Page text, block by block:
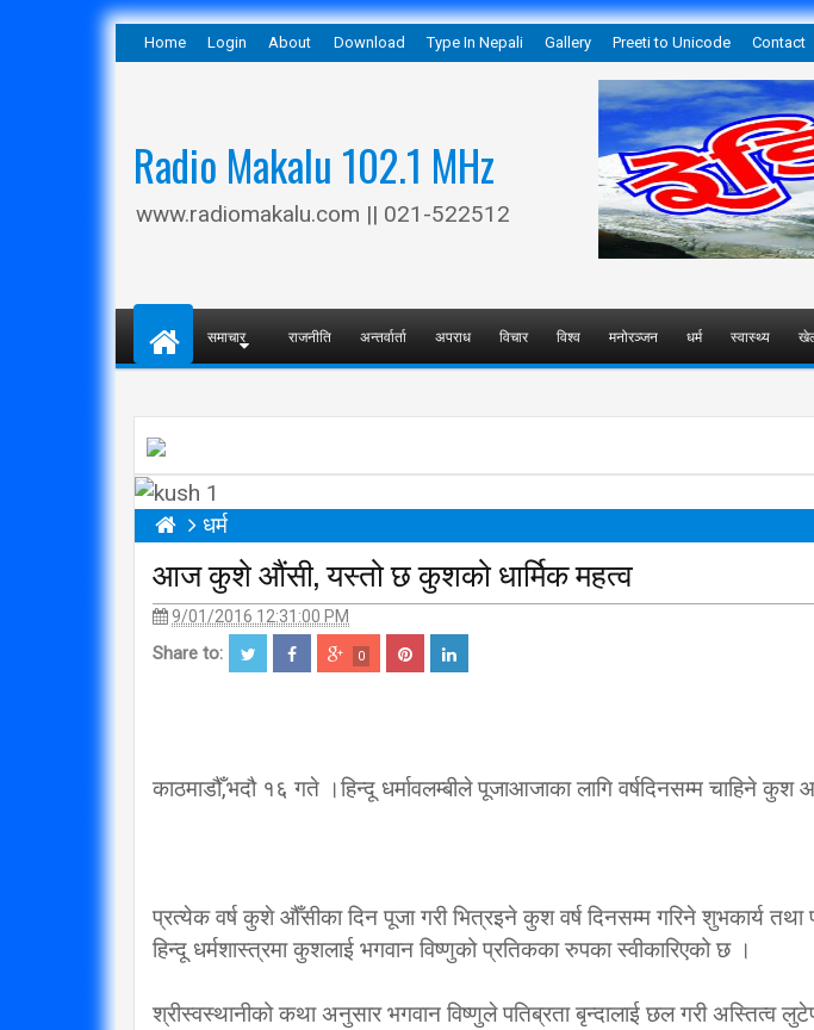
Home Login About Download Type In Nepali Gallery Preeti to Unicode Contact
Radio Makalu 102.1 MHz
www.radiomakalu.com || 021-522512
समाचार राजनीति अन्तर्वार्ता अपराध विचार विश्व मनोरञ्जन धर्म स्वास्थ्य
धर्म
आज कुशे औंसी, यस्तो छ कुशको धार्मिक महत्व
9/01/2016 12:31:00 PM
Share to: 0
काठमाडौँ,भदौ १६ गते ।हिन्दू धर्मावलम्बीले पूजाआजाका लागि वर्षदिनसम्म चाहिने कुश
प्रत्येक वर्ष कुशे औँसीका दिन पूजा गरी भित्रइने कुश वर्ष दिनसम्म गरिने शुभकार्य तथा
हिन्दू धर्मशास्त्रमा कुशलाई भगवान विष्णुको प्रतिकका रुपका स्वीकारिएको छ ।
श्रीस्वस्थानीको कथा अनुसार भगवान विष्णुले पतिब्रता बृन्दालाई छल गरी अस्तित्व